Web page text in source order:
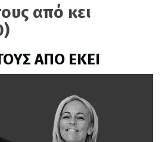
από κει
ΑΠΟ ΕΚΕΙ